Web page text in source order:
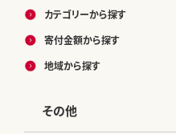
カテゴリーから探す
寄付金額から探す
地域から探す
その他